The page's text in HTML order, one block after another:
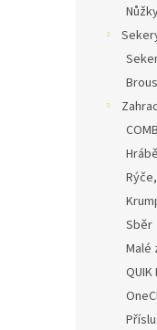
Hrábě
Sběr
Malé